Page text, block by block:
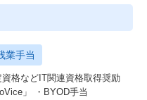
業手当
格などIT関連資格取得奨励
「oVice」 ・BYOD手当